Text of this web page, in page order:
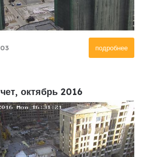
подробнее
октябрь 2016